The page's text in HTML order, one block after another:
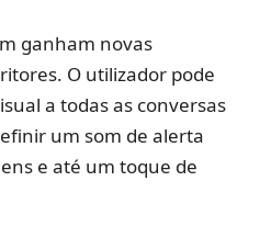
ganham novas
O utilizador pode
a todas as conversas
um som de alerta
e até um toque de